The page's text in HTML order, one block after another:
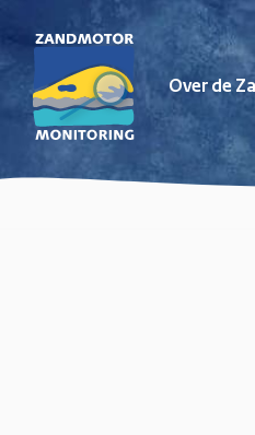
Skip naar content
Over de